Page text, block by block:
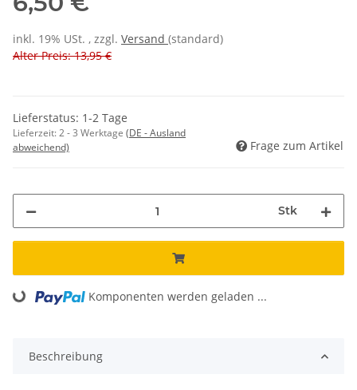
inkl. 19% USt. , zzgl. Versand (standard)
Alter Preis: 13,95 €
Lieferstatus: 1-2 Tage
Lieferzeit:2 - 3 Werktage (DE - Ausland
abweichend)
Frage zum Artikel
Stk
Loading... Komponenten werden geladen ...
Beschreibung